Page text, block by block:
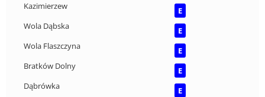
Kazimierzew
E
Wola Dąbska
E
Wola Flaszczyna
E
Bratków Dolny
E
Dąbrówka
E